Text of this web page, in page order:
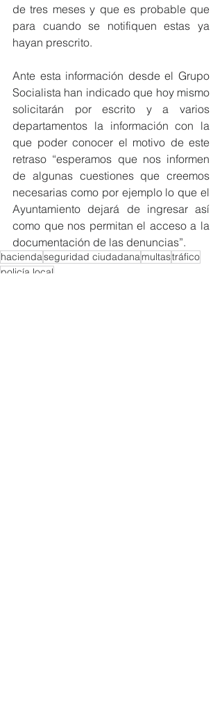
de tres meses y que es probable que
para cuando se notifiquen estas ya
hayan prescrito.
Ante esta información desde el Grupo
Socialista han indicado que hoy mismo
solicitarán por escrito y a varios
departamentos la información con la
que poder conocer el motivo de este
retraso “esperamos que nos informen
de algunas cuestiones que creemos
necesarias como por ejemplo lo que el
Ayuntamiento dejará de ingresar así
como que nos permitan el acceso a la
documentación de las denuncias”.
haciendaseguridad ciudadanamultastráfico
policía local